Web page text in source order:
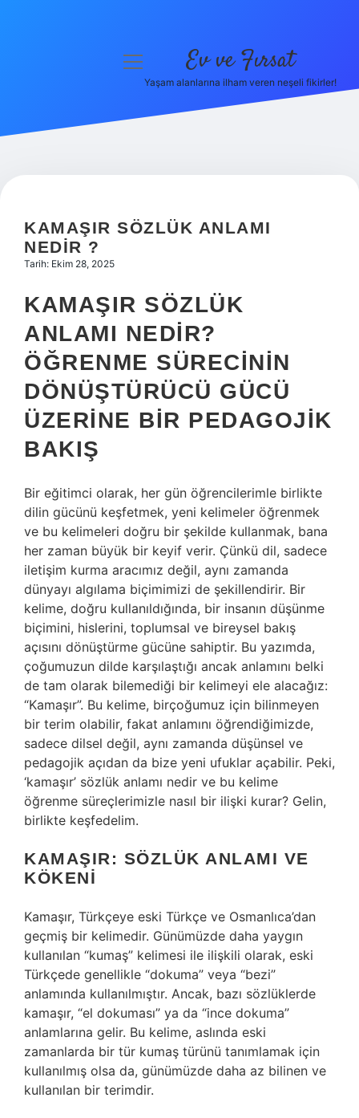
Hakkımızda
menüyü
Ev ve Fırsat
Yaşam alanlarına ilham veren neşeli fikirler!
KAMAŞIR SÖZLÜK ANLAMI
NEDIR ?
Tarih: Ekim 28, 2025
KAMAŞIR SÖZLÜK
ANLAMI NEDIR?
ÖĞRENME SÜRECININ
DÖNÜŞTÜRÜCÜ GÜCÜ
ÜZERINE BIR PEDAGOJIK
BAKIŞ
Bir eğitimci olarak, her gün öğrencilerimle birlikte
dilin gücünü keşfetmek, yeni kelimeler öğrenmek
ve bu kelimeleri doğru bir şekilde kullanmak, bana
her zaman büyük bir keyif verir. Çünkü dil, sadece
iletişim kurma aracımız değil, aynı zamanda
dünyayı algılama biçimimizi de şekillendirir. Bir
kelime, doğru kullanıldığında, bir insanın düşünme
biçimini, hislerini, toplumsal ve bireysel bakış
açısını dönüştürme gücüne sahiptir. Bu yazımda,
çoğumuzun dilde karşılaştığı ancak anlamını belki
de tam olarak bilemediği bir kelimeyi ele alacağız:
“Kamaşır”. Bu kelime, birçoğumuz için bilinmeyen
bir terim olabilir, fakat anlamını öğrendiğimizde,
sadece dilsel değil, aynı zamanda düşünsel ve
pedagojik açıdan da bize yeni ufuklar açabilir. Peki,
‘kamaşır’ sözlük anlamı nedir ve bu kelime
öğrenme süreçlerimizle nasıl bir ilişki kurar? Gelin,
birlikte keşfedelim.
KAMAŞIR: SÖZLÜK ANLAMI VE
KÖKENI
Kamaşır, Türkçeye eski Türkçe ve Osmanlıca’dan
geçmiş bir kelimedir. Günümüzde daha yaygın
kullanılan “kumaş” kelimesi ile ilişkili olarak, eski
Türkçede genellikle “dokuma” veya “bezi”
anlamında kullanılmıştır. Ancak, bazı sözlüklerde
kamaşır, “el dokuması” ya da “ince dokuma”
anlamlarına gelir. Bu kelime, aslında eski
zamanlarda bir tür kumaş türünü tanımlamak için
kullanılmış olsa da, günümüzde daha az bilinen ve
kullanılan bir terimdir.